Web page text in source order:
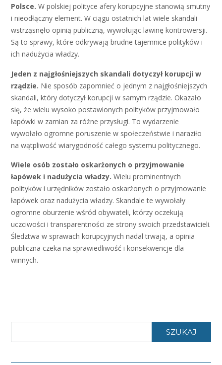
Polsce. W polskiej polityce afery korupcyjne stanowią smutny
i nieodłączny element. W ciągu ostatnich lat wiele skandali
wstrząsnęło opinią publiczną, wywołując lawinę kontrowersji.
Są to sprawy, które odkrywają brudne tajemnice polityków i
ich nadużycia władzy.
Jeden z najgłośniejszych skandali dotyczył korupcji w
rządzie. Nie sposób zapomnieć o jednym z najgłośniejszych
skandali, który dotyczył korupcji w samym rządzie. Okazało
się, że wielu wysoko postawionych polityków przyjmowało
łapówki w zamian za różne przysługi. To wydarzenie
wywołało ogromne poruszenie w społeczeństwie i naraziło
na wątpliwość wiarygodność całego systemu politycznego.
Wiele osób zostało oskarżonych o przyjmowanie
łapówek i nadużycia władzy. Wielu prominentnych
polityków i urzędników zostało oskarżonych o przyjmowanie
łapówek oraz nadużycia władzy. Skandale te wywołały
ogromne oburzenie wśród obywateli, którzy oczekują
uczciwości i transparentności ze strony swoich przedstawicieli.
Śledztwa w sprawach korupcyjnych nadal trwają, a opinia
publiczna czeka na sprawiedliwość i konsekwencje dla
winnych.
SZUKAJ